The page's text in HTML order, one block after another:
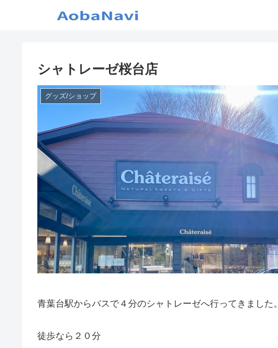
シャトレーゼ桜台店
グッズ/ショップ
青葉台駅からバスで４分のシャトレーゼへ行ってきました。
徒歩なら２０分